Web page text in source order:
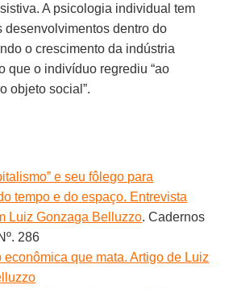
A psicologia individual tem
desenvolvimentos dentro do
o crescimento da indústria
que o indivíduo regrediu “ao
objeto social”.
e seu fôlego para
tempo e do espaço. Entrevista
Luiz Gonzaga Belluzzo. Cadernos
286
econômica que mata. Artigo de Luiz